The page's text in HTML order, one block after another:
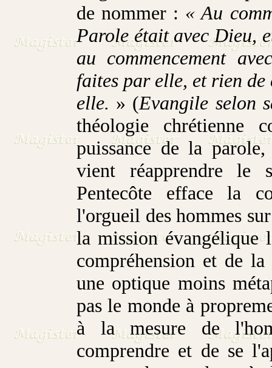
de nommer : « Au
Parole était avec Dieu,
au commencement
faites par elle, et rien de
elle. » (Evangile selon
théologie chrétienne
puissance de la
vient réapprendre le
Pentecôte efface la
l'orgueil des hommes
la mission évangélique
compréhension et de
une optique moins
pas le monde à
à la mesure de
comprendre et de se